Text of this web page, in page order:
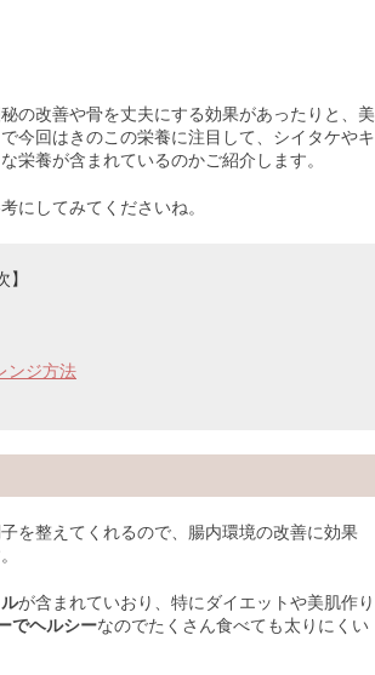
の改善や骨を丈夫にする効果があったりと、美
今回はきのこの栄養に注目して、シイタケやキ
栄養が含まれているのかご紹介します。
にしてみてくださいね。
】
ンジ方法
を整えてくれるので、腸内環境の改善に効果
が含まれていおり、特にダイエットや美肌作り
でヘルシーなのでたくさん食べても太りにくい